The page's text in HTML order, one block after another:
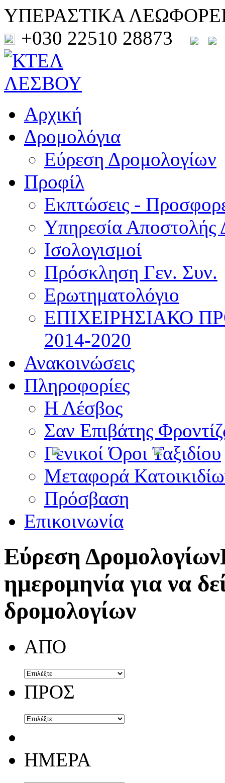
ΥΠΕΡΑΣΤΙΚΑ
+030 22510 28873
Αρχική
Δρομολόγια
Εύρεση Δρομολογίων
Προφίλ
Εκπτώσεις -
Υπηρεσία Αποστολής
Ισολογισμοί
Πρόσκληση Γεν. Συν.
Ερωτηματολόγιο
ΕΠΙΧΕΙΡΗΣΙΑΚΟ
2014-2020
Ανακοινώσεις
Πληροφορίες
Η Λέσβος
Σαν Επιβάτης
Γενικοί Όροι Ταξιδίου
Μεταφορά
Πρόσβαση
Επικοινωνία
Εύρεση Δρομολογίων
ημερομηνία για να
δρομολογίων
ΑΠΟ
ΠΡΟΣ
ΗΜΕΡΑ